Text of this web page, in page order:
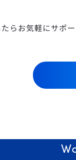
らお気軽にサポー